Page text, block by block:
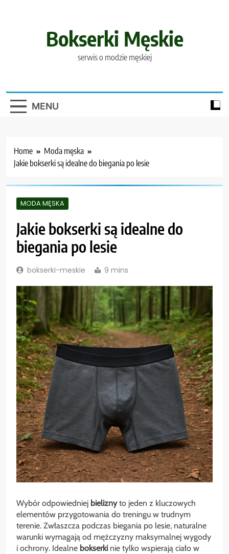
Bokserki Męskie
serwis o modzie męskiej
MENU
Home
Moda męska
Jakie bokserki są idealne do biegania po lesie
MODA MĘSKA
Jakie bokserki są idealne do
biegania po lesie
bokserki-meskie 9 mins
Wybór odpowiedniej bieliznyto jeden z kluczowych
elementów przygotowania do treningu w trudnym
terenie. Zwłaszcza podczas biegania po lesie, naturalne
warunki wymagają od mężczyzny maksymalnej wygody
i ochrony. Idealne bokserki nie tylko wspierają ciało w